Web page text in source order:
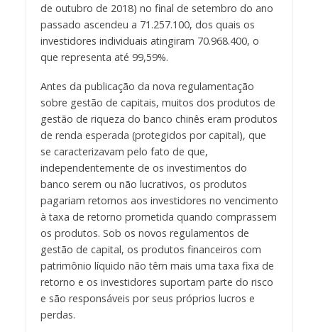
de outubro de 2018) no final de setembro do ano
passado ascendeu a 71.257.100, dos quais os
investidores individuais atingiram 70.968.400, o
que representa até 99,59%.
Antes da publicação da nova regulamentação
sobre gestão de capitais, muitos dos produtos de
gestão de riqueza do banco chinês eram produtos
de renda esperada (protegidos por capital), que
se caracterizavam pelo fato de que,
independentemente de os investimentos do
banco serem ou não lucrativos, os produtos
pagariam retornos aos investidores no vencimento
à taxa de retorno prometida quando comprassem
os produtos. Sob os novos regulamentos de
gestão de capital, os produtos financeiros com
patrimônio líquido não têm mais uma taxa fixa de
retorno e os investidores suportam parte do risco
e são responsáveis por seus próprios lucros e
perdas.